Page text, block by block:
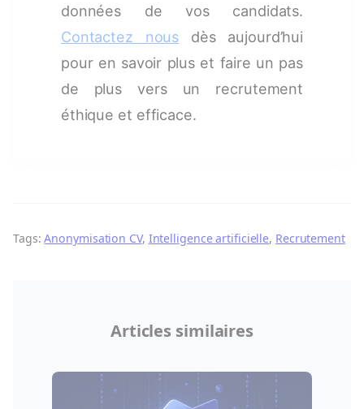
données de vos candidats.
Contactez nous dès aujourd’hui
pour en savoir plus et faire un pas
de plus vers un recrutement
éthique et efficace.
Tags:Anonymisation CV, Intelligence artificielle, Recrutement
Articles similaires